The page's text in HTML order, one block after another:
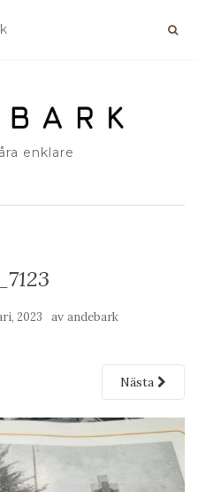
enklare
2023 av andebark
Nästa